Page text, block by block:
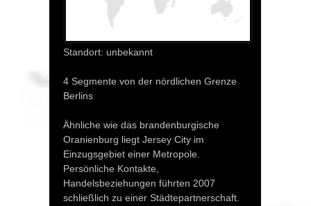
Standort: unbekannt
4 Segmente von der nördlichen Grenze
Berlins
Ähnliche wie das brandenburgische
Oranienburg liegt Jersey City im
Einzugsgebiet einer Metropole.
Persönliche Kontakte,
Handelsbeziehungen führten 2007
schließlich zu einer Städtepartnerschaft.